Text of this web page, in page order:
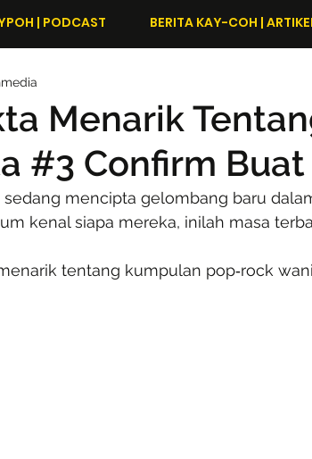
| PODCAST BERITA KAY-COH |
Menarik
#3 Confirm
sedang mencipta gelombang baru
kenal siapa mereka, inilah masa
tentang kumpulan pop‑rock